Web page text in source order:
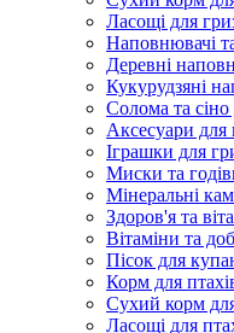
Ласощі для
Наповнювачі
Деревні
Кукурудзяні
Солома та сіно
Аксесуари для
Іграшки для
Миски та
Мінеральні
Здоров'я та
Вітаміни та
Пісок для
Корм для
Сухий корм
Ласощі для